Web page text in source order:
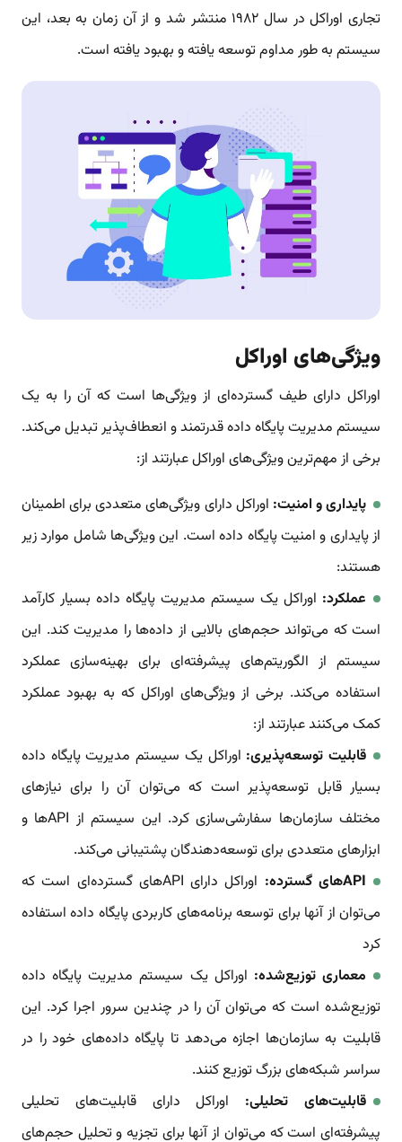
تجاری اوراکل در سال ۱۹۸۲ منتشر شد و از آن زمان به بعد، این
سیستم به طور مداوم توسعه یافته و بهبود یافته است.
ویژگی‌های اوراکل
اوراکل دارای طیف گسترده‌ای از ویژگی‌ها است که آن را به یک
سیستم مدیریت پایگاه داده قدرتمند و انعطاف‌پذیر تبدیل می‌کند.
برخی از مهم‌ترین ویژگی‌های اوراکل عبارتند از:
پایداری و امنیت: اوراکل دارای ویژگی‌های متعددی برای اطمینان
از پایداری و امنیت پایگاه داده است. این ویژگی‌ها شامل موارد زیر
هستند:
عملکرد: اوراکل یک سیستم مدیریت پایگاه داده بسیار کارآمد
است که می‌تواند حجم‌های بالایی از داده‌ها را مدیریت کند. این
سیستم از الگوریتم‌های پیشرفته‌ای برای بهینه‌سازی عملکرد
استفاده می‌کند. برخی از ویژگی‌های اوراکل که به بهبود عملکرد
کمک می‌کنند عبارتند از:
قابلیت توسعه‌پذیری: اوراکل یک سیستم مدیریت پایگاه داده
بسیار قابل توسعه‌پذیر است که می‌توان آن را برای نیازهای
مختلف سازمان‌ها سفارشی‌سازی کرد. این سیستم از API‌ها و
ابزارهای متعددی برای توسعه‌دهندگان پشتیبانی می‌کند.
API‌های گسترده:
اوراکل دارای API‌های گسترده‌ای است که
می‌توان از آنها برای توسعه برنامه‌های کاربردی پایگاه داده استفاده
کرد
معماری توزیع‌شده: اوراکل یک سیستم مدیریت پایگاه داده
توزیع‌شده است که می‌توان آن را در چندین سرور اجرا کرد. این
قابلیت به سازمان‌ها اجازه می‌دهد تا پایگاه داده‌های خود را در
سراسر شبکه‌های بزرگ توزیع کنند.
قابلیت‌های تحلیلی: اوراکل دارای قابلیت‌های تحلیلی
پیشرفته‌ای است که می‌توان از آنها برای تجزیه و تحلیل حجم‌های